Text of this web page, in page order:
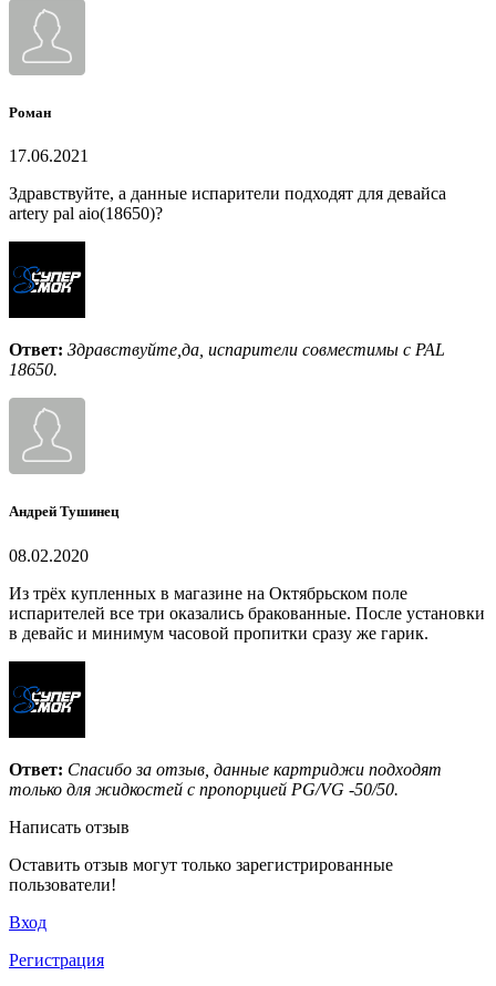
Роман
17.06.2021
Здравствуйте, а данные испарители подходят для девайса
artery pal aio(18650)?
Ответ: Здравствуйте,да, испарители совместимы с PAL
18650.
Андрей Тушинец
08.02.2020
Из трёх купленных в магазине на Октябрьском поле
испарителей все три оказались бракованные. После установки
в девайс и минимум часовой пропитки сразу же гарик.
Ответ: Спасибо за отзыв, данные картриджи подходят
только для жидкостей с пропорцией PG/VG -50/50.
Написать отзыв
Оставить отзыв могут только зарегистрированные
пользователи!
Вход
Регистрация